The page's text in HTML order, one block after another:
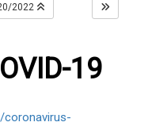
2022
19
coronavirus-